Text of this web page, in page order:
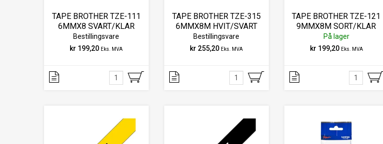
TAPE BROTHER TZE-111
6MMX8 SVART/KLAR
Bestillingsvare
kr 199,20 Eks. MVA
TAPE BROTHER TZE-315
6MMX8M HVIT/SVART
Bestillingsvare
kr 255,20 Eks. MVA
TAPE BROTHER TZE-121
9MMX8M SORT/KLAR
På lager
kr 199,20 Eks. MVA